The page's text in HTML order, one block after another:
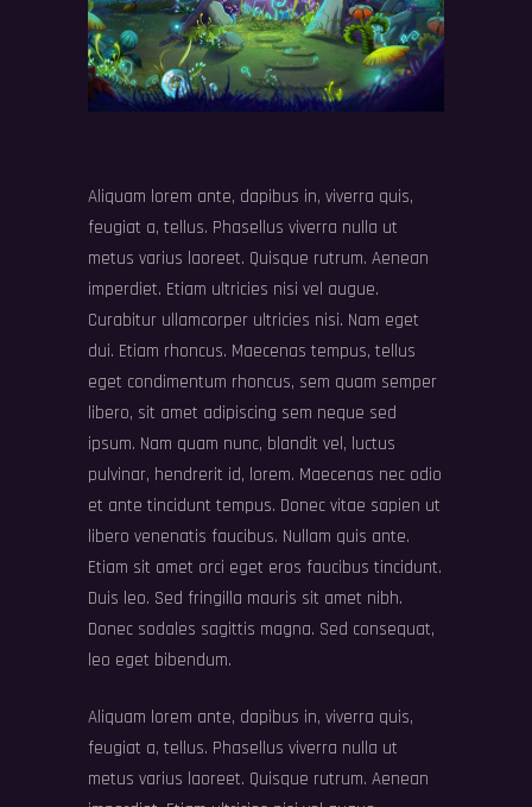
Aliquam lorem ante, dapibus in, viverra quis,
feugiat a, tellus. Phasellus viverra nulla ut
metus varius laoreet. Quisque rutrum. Aenean
imperdiet. Etiam ultricies nisi vel augue.
Curabitur ullamcorper ultricies nisi. Nam eget
dui. Etiam rhoncus. Maecenas tempus, tellus
eget condimentum rhoncus, sem quam semper
libero, sit amet adipiscing sem neque sed
ipsum. Nam quam nunc, blandit vel, luctus
pulvinar, hendrerit id, lorem. Maecenas nec odio
et ante tincidunt tempus. Donec vitae sapien ut
libero venenatis faucibus. Nullam quis ante.
Etiam sit amet orci eget eros faucibus tincidunt.
Duis leo. Sed fringilla mauris sit amet nibh.
Donec sodales sagittis magna. Sed consequat,
leo eget bibendum.
Aliquam lorem ante, dapibus in, viverra quis,
feugiat a, tellus. Phasellus viverra nulla ut
metus varius laoreet. Quisque rutrum. Aenean